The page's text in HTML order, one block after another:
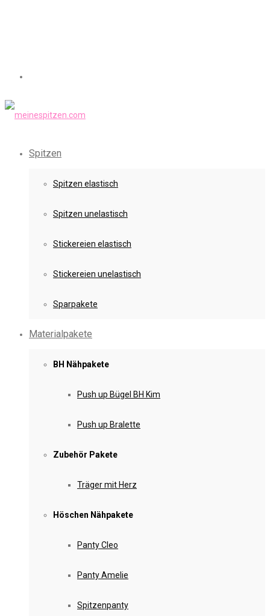
Spitzen
Spitzen elastisch
Spitzen unelastisch
Stickereien elastisch
Stickereien unelastisch
Sparpakete
Materialpakete
BH Nähpakete
Push up Bügel BH Kim
Push up Bralette
Zubehör Pakete
Träger mit Herz
Höschen Nähpakete
Panty Cleo
Panty Amelie
Spitzenpanty